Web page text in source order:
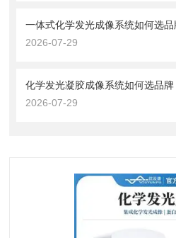
2026-07-29
2026-07-29